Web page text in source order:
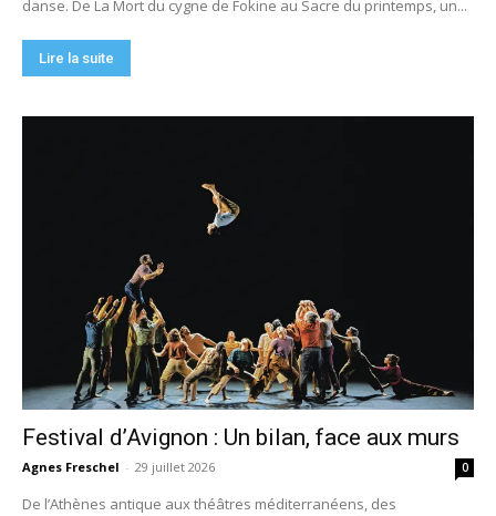
danse. De La Mort du cygne de Fokine au Sacre du printemps, un...
Lire la suite
Festival d’Avignon : Un bilan, face aux murs
Agnes Freschel - 29 juillet 2026 0
De l’Athènes antique aux théâtres méditerranéens, des